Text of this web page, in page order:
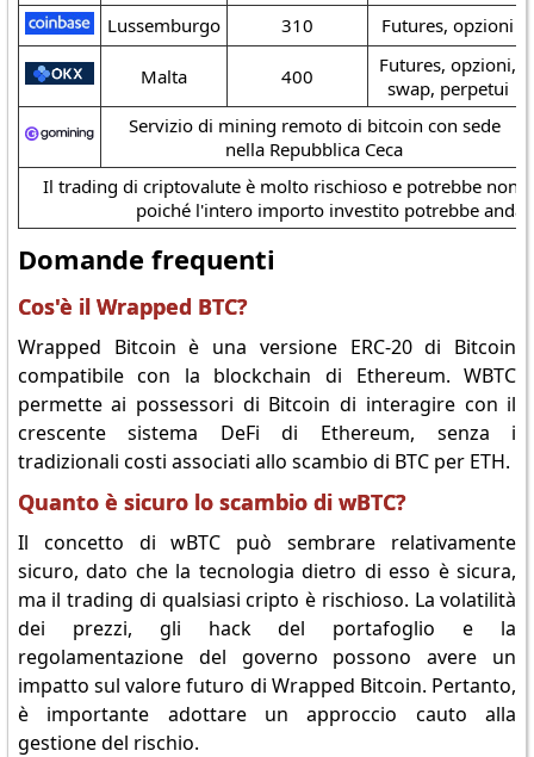
Lussemburgo
310 Futures, opzioni
Malta 400
Futures, opzioni,
swap, perpetui
Servizio di mining remoto di bitcoin con sede
nella Repubblica Ceca
Il trading di criptovalute è molto rischioso e potrebbe non
poiché l'intero importo investito potrebbe
Domande frequenti
Cos'è il Wrapped BTC?
Wrapped Bitcoin è una versione ERC-20 di Bitcoin
compatibile con la blockchain di Ethereum. WBTC
permette ai possessori di Bitcoin di interagire con il
crescente sistema DeFi di Ethereum, senza i
tradizionali costi associati allo scambio di BTC per ETH.
Quanto è sicuro lo scambio di wBTC?
Il concetto di wBTC può sembrare relativamente
sicuro, dato che la tecnologia dietro di esso è sicura,
ma il trading di qualsiasi cripto è rischioso. La volatilità
dei prezzi, gli hack del portafoglio e la
regolamentazione del governo possono avere un
impatto sul valore futuro di Wrapped Bitcoin. Pertanto,
è importante adottare un approccio cauto alla
gestione del rischio.